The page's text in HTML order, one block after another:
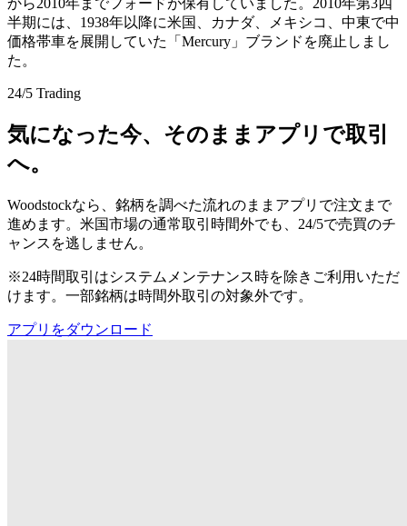
半期には、1938年以降に米国、カナダ、メキシコ、中東で中
価格帯車を展開していた「Mercury」ブランドを廃止しまし
た。
24/5 Trading
気になった今、そのままアプリで取引
へ。
Woodstockなら、銘柄を調べた流れのままアプリで注文まで
進めます。米国市場の通常取引時間外でも、24/5で売買のチ
ャンスを逃しません。
※24時間取引はシステムメンテナンス時を除きご利用いただ
けます。一部銘柄は時間外取引の対象外です。
アプリをダウンロード